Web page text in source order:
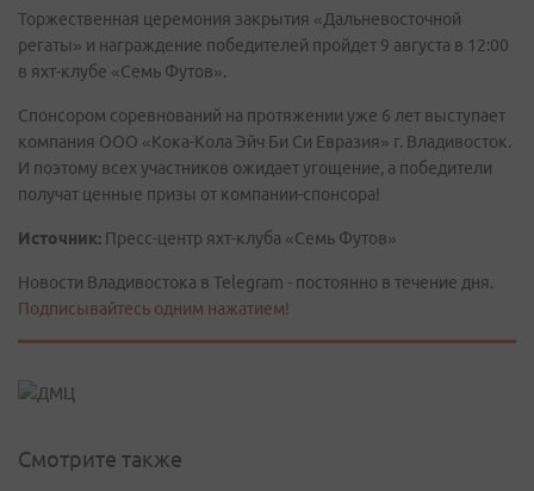
Торжественная церемония закрытия «Дальневосточной
регаты» и награждение победителей пройдет 9 августа в 12:00
в яхт-клубе «Семь Футов».
Спонсором соревнований на протяжении уже 6 лет выступает
компания OOO «Кока-Кола Эйч Би Си Евразия» г. Владивосток.
И поэтому всех участников ожидает угощение, а победители
получат ценные призы от компании-спонсора!
Источник: Пресс-центр яхт-клуба «Семь Футов»
Новости Владивостока в Telegram - постоянно в течение дня.
Подписывайтесь одним нажатием!
Смотрите также